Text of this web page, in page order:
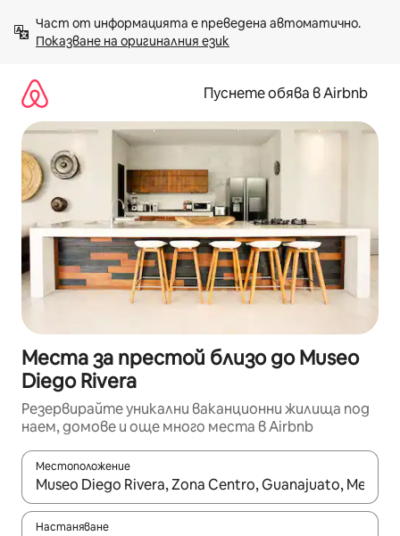
към
съдържанието
Показване на оригиналния език
Пуснете обява в Airbnb
Места за престой близо до Museo
Diego Rivera
Резервирайте уникални ваканционни жилища под
наем, домове и още много места в Airbnb
Местоположение
Когато резултатите се покажат, използвайте
Настаняване